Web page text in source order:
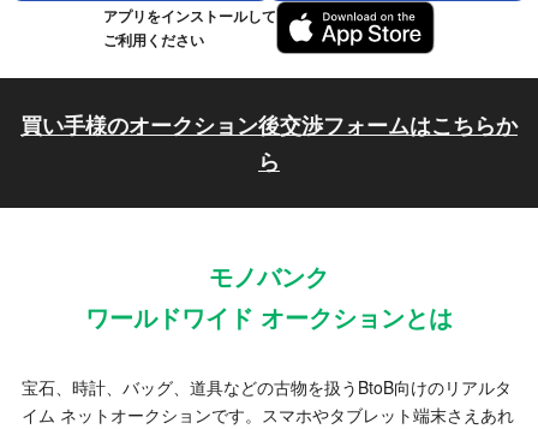
アプリをインストールして
ご利用ください
買い手様のオークション後交渉フォームはこちらか
ら
モノバンク
ワールドワイド オークションとは
宝石、時計、バッグ、道具などの古物を扱うBtoB向けのリアルタ
イム ネットオークションです。スマホやタブレット端末さえあれ